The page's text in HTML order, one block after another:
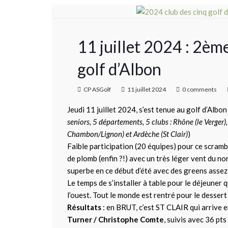
11 juillet 2024 :
golf d’Albon
CP ASGolf 11 juillet 2024 0 comments
Jeudi 11 juillet 2024, s’est tenue au golf
seniors, 5 départements, 5 clubs : Rhône (le
Chambon/Lignon) et Ardèche (St Clair))
Faible participation (20 équipes) pour ce
de plomb (enfin ?!) avec un très léger vent du
superbe en ce début d’été avec des greens
Le temps de s’installer à table pour le
l’ouest. Tout le monde est rentré pour le
Résultats : en BRUT, c’est ST CLAIR qui
Turner / Christophe Comte, suivis avec 36